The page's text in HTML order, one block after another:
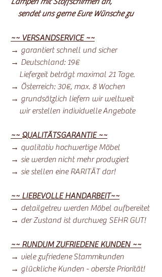
sendet uns gerne Eure Wünsche zu
~~ VERSANDSERVICE ~~
→ garantiert schnell und sicher
→ Deutschland: 19€
Lieferzeit beträgt maximal 21 Tage.
→ Österreich: 30€, max. 8 Wochen
→ grundsätzlich liefern wir weltweit
wir erstellen individuelle Angebote
~~ QUALITÄTSGARANTIE ~~
→ qualitativ hochwertige Möbel
→ sie werden nicht mehr produziert
→ sie stellen eine RARITÄT dar!
~~ LIEBEVOLLE HANDARBEIT~~
→ detailgetreu werden Möbel aufbereitet
→ der Zustand ist durchweg SEHR GUT!
~~ RUNDUM ZUFRIEDENE KUNDEN ~~
→ viele zufriedene Stammkunden
→ glückliche Kunden - oberste Priorität!